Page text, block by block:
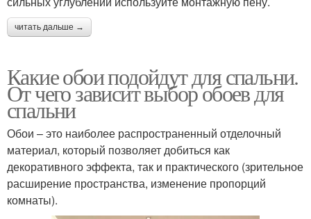
читать дальше →
Какие обои подойдут для спальни.
От чего зависит выбор обоев для
спальни
Обои – это наиболее распространенный отделочный
материал, который позволяет добиться как
декоративного эффекта, так и практического (зрительное
расширение пространства, изменение пропорций
комнаты).